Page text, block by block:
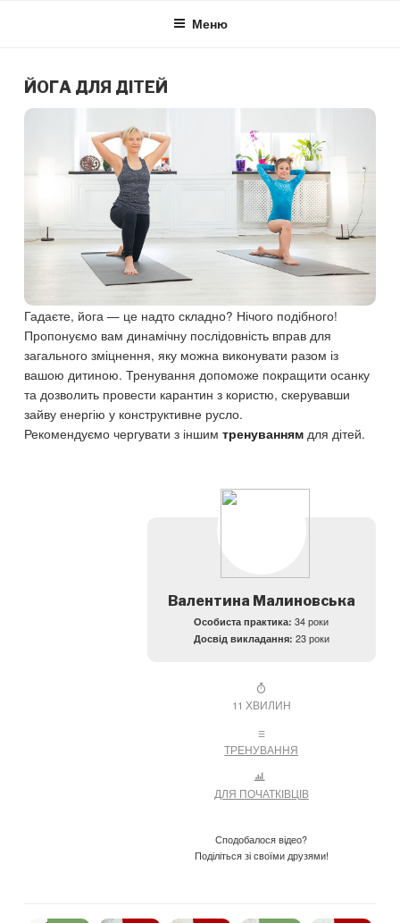
Меню
ЙОГА ДЛЯ ДІТЕЙ
Гадаєте, йога — це надто складно? Нічого подібного!
Пропонуємо вам динамічну послідовність вправ для
загального зміцнення, яку можна виконувати разом із
вашою дитиною. Тренування допоможе покращити осанку
та дозволить провести карантин з користю, скерувавши
зайву енергію у конструктивне русло.
Рекомендуємо чергувати з іншимтренуванням для дітей.
Валентина Малиновська
Особиста практика: 34 роки
Досвід викладання: 23 роки
11 ХВИЛИН
ТРЕНУВАННЯ
ДЛЯ ПОЧАТКІВЦІВ
Сподобалося відео?
Поділіться зі своїми друзями!